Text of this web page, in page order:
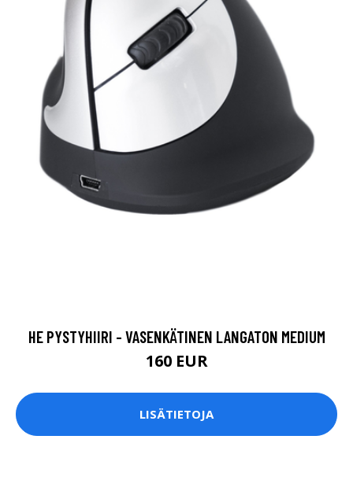
HE PYSTYHIIRI - VASENKÄTINEN LANGATON MEDIUM
160 EUR
LISÄTIETOJA